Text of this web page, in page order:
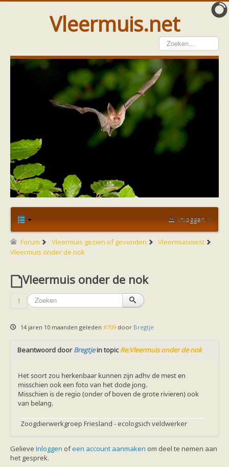
Vleermuis.net
Vleermuis gezien
Waarneming doorgeven
Wat doen wij met meldingen
Telinstructie
Waarnemingen doorgeven elders
Hulp
Vleermuis gevonden
Vanginstructie
Hulp per email
Hulp per provincie
Drenthe
Friesland
Limburg
Noord-Brabant
Noord-Holland
Utrecht
Zeeland
Zuid-Holland
Vleermuizen en ziektes
Gebiedsbescherming
Vleermuisprotocol
Doe mee
vleermuiskasten kopen/ ophangen
Meedoen
Landelijk zoogdierwerkgroepen
Jeugd
Ik wil graag mee op vleermuisexcursie
Vleermuizen in de tuin
Home Forum
Vleermuis gezien of gevonden
Vleermuismest
Vleermuis onder de nok
Inloggen
Forum Vleermuis gezien of gevonden
Vleermuismest
Vleermuis onder de nok
Vleermuis onder de nok
1
14 jaren 10 maanden geleden #709 door Bregtje
Beantwoord doorBregtjein topicRe:Vleermuis onder de nok
Het soort zou herkenbaar kunnen zijn adhv de mest en
misschien ook een foto van het dode jong.
Misschien is de regio (onder of boven de grote rivieren) ook
van belang.
Zoogdierwerkgroep Friesland - ecologsich veldwerker
Gelieve Inloggen ofeen account aanmaken om deel te nemen aan
het gesprek.